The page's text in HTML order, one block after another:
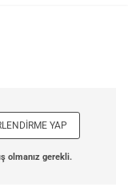
YAP
olmanız gerekli.